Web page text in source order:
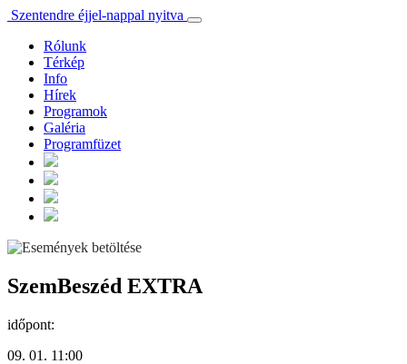
Szentendre éjjel-nappal nyitva
Rólunk
Térkép
Info
Hírek
Programok
Galéria
Programfüzet
SzemBeszéd EXTRA
időpont:
09. 01. 11:00